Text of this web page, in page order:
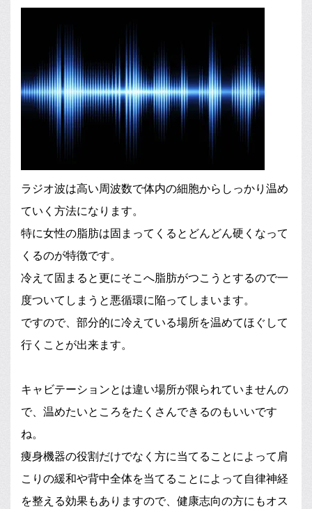
ラジオ波は高い周波数で体内の細胞からしっかり温め
ていく方法になります。
特に女性の脂肪は固まってくるとどんどん硬くなって
くるのが特徴です。
冷えて固まると更にそこへ脂肪がつこうとするので一
度ついてしまうと悪循環に陥ってしまいます。
ですので、部分的に冷えている場所を温めてほぐして
行くことが出来ます。
キャビテーションとは違い場所が限られていませんの
で、温めたいところをたくさんできるのもいいです
ね。
痩身機器の役割だけでなく方に当てることによって肩
こりの緩和や背中全体を当てることによって自律神経
を整える効果もありますので、健康志向の方にもオス